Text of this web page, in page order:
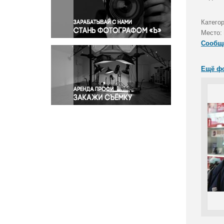
Правосудие
Происшествия и конфликты
Религия
Светская жизнь
Спорт
Экология
Экономика и бизнес
Место:
Ещё